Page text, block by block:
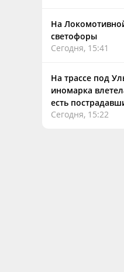
На
светофоры
Сегодня, 15:41
На трассе под
иномарка
есть
Сегодня, 15:22